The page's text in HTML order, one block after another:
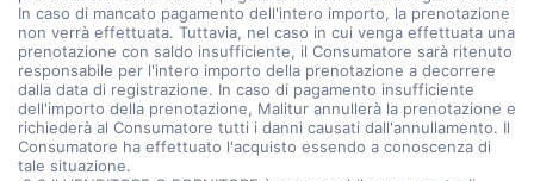
In caso di mancato pagamento dell'intero importo, la prenotazione
non verrà effettuata. Tuttavia, nel caso in cui venga effettuata una
prenotazione con saldo insufficiente, il Consumatore sarà ritenuto
responsabile per l'intero importo della prenotazione a decorrere
dalla data di registrazione. In caso di pagamento insufficiente
dell'importo della prenotazione, Malitur annullerà la prenotazione e
richiederà al Consumatore tutti i danni causati dall'annullamento. Il
Consumatore ha effettuato l'acquisto essendo a conoscenza di
tale situazione.